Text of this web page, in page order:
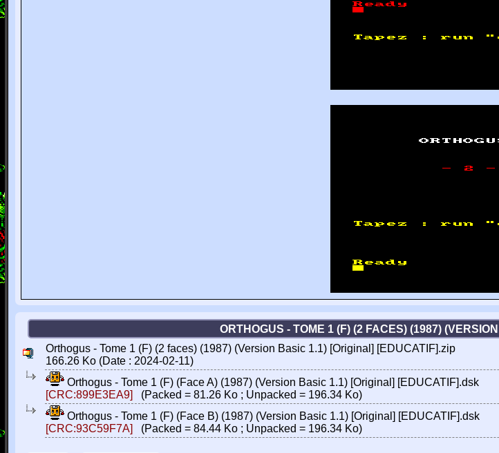
ORTHOGUS - TOME 1 (F) (2 FACES) (1987)
Orthogus - Tome 1 (F) (2 faces) (1987) (Version Basic 1.1) [Original] [EDUCATIF].zip
166.26 Ko (Date : 2024-02-11)
Orthogus - Tome 1 (F) (Face A) (1987) (Version Basic 1.1) [Original] [EDUCATIF].dsk
[CRC:899E3EA9]
(Packed = 81.26 Ko ; Unpacked = 196.34 Ko)
Orthogus - Tome 1 (F) (Face B) (1987) (Version Basic 1.1) [Original] [EDUCATIF].dsk
[CRC:93C59F7A]
(Packed = 84.44 Ko ; Unpacked = 196.34 Ko)